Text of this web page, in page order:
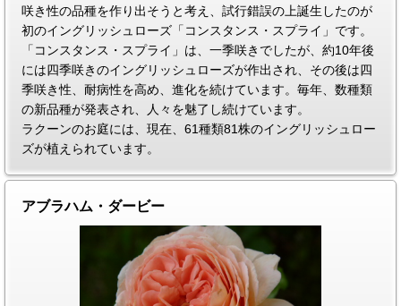
咲き性の品種を作り出そうと考え、試行錯誤の上誕生したのが
初のイングリッシュローズ「コンスタンス・スプライ」です。
「コンスタンス・スプライ」は、一季咲きでしたが、約10年後
には四季咲きのイングリッシュローズが作出され、その後は四
季咲き性、耐病性を高め、進化を続けています。毎年、数種類
の新品種が発表され、人々を魅了し続けています。
ラクーンのお庭には、現在、61種類81株のイングリッシュロー
ズが植えられています。
アブラハム・ダービー